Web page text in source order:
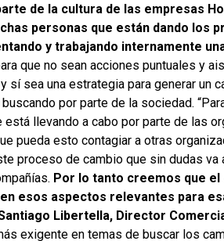
de la cultura de las empresas
personas que están dando los
y trabajando internamente
que no sean acciones puntuales y
sí sea una estrategia para generar un
por parte de la sociedad.
llevando a cabo por parte de las
pueda esto contagiar a otras
proceso de cambio que sin dudas va
Por lo tanto creemos que
esos aspectos relevantes para
Libertella, Director
exigente en temas de buscar los